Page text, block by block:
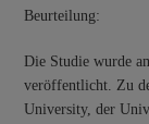
Beurteilung:
Die Studie wurde
veröffentlicht. Zu
University, der